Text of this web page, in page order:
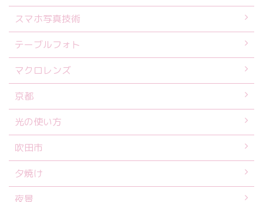
スマホ写真技術
テーブルフォト
マクロレンズ
京都
光の使い方
吹田市
夕焼け
夜景